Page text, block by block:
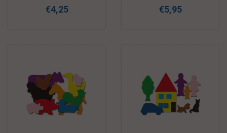
€4,25 €5,95